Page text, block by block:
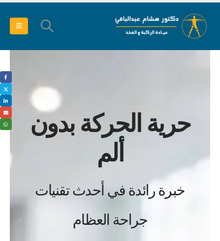
حرية الحركة بدون
ألم
خبرة رائدة في أحدث تقنيات
جراحة العظام